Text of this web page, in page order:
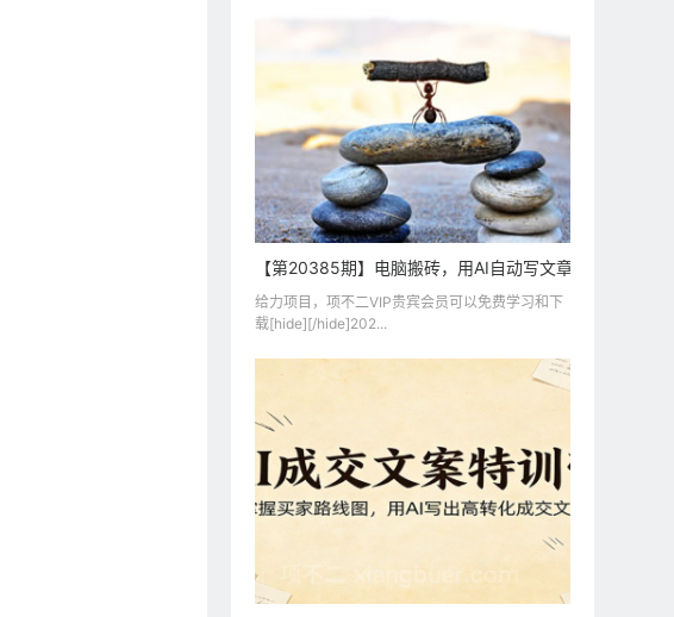
【第20385期】电脑搬砖，用AI自动写文章，每月稳赚
给力项目，项不二VIP贵宾会员可以免费学习和下
载[hide][/hide]202...